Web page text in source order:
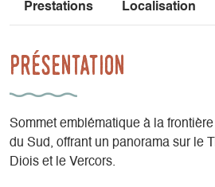
Prestations Localisation
Présentation
Sommet emblématique à la
du Sud, offrant un panorama sur le
Diois et le Vercors.